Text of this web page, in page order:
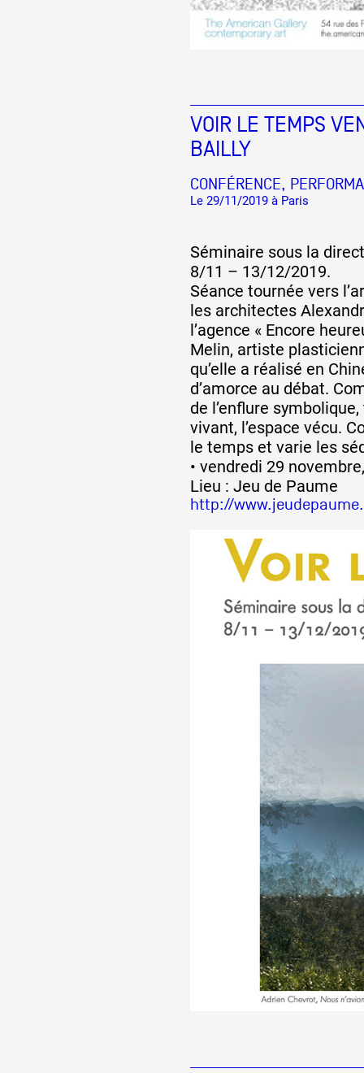
VOIR LE TEMPS
BAILLY
CONFÉRENCE,
Le 29/11/2019 à Paris
Séminaire sous la
8/11 – 13/12/2019.
Séance tournée vers
les architectes
l’agence « Encore
Melin, artiste
qu’elle a réalisé en
d’amorce au débat.
de l’enflure
vivant, l’espace vécu.
le temps et varie les
• vendredi 29
Lieu : Jeu de Paume
http://